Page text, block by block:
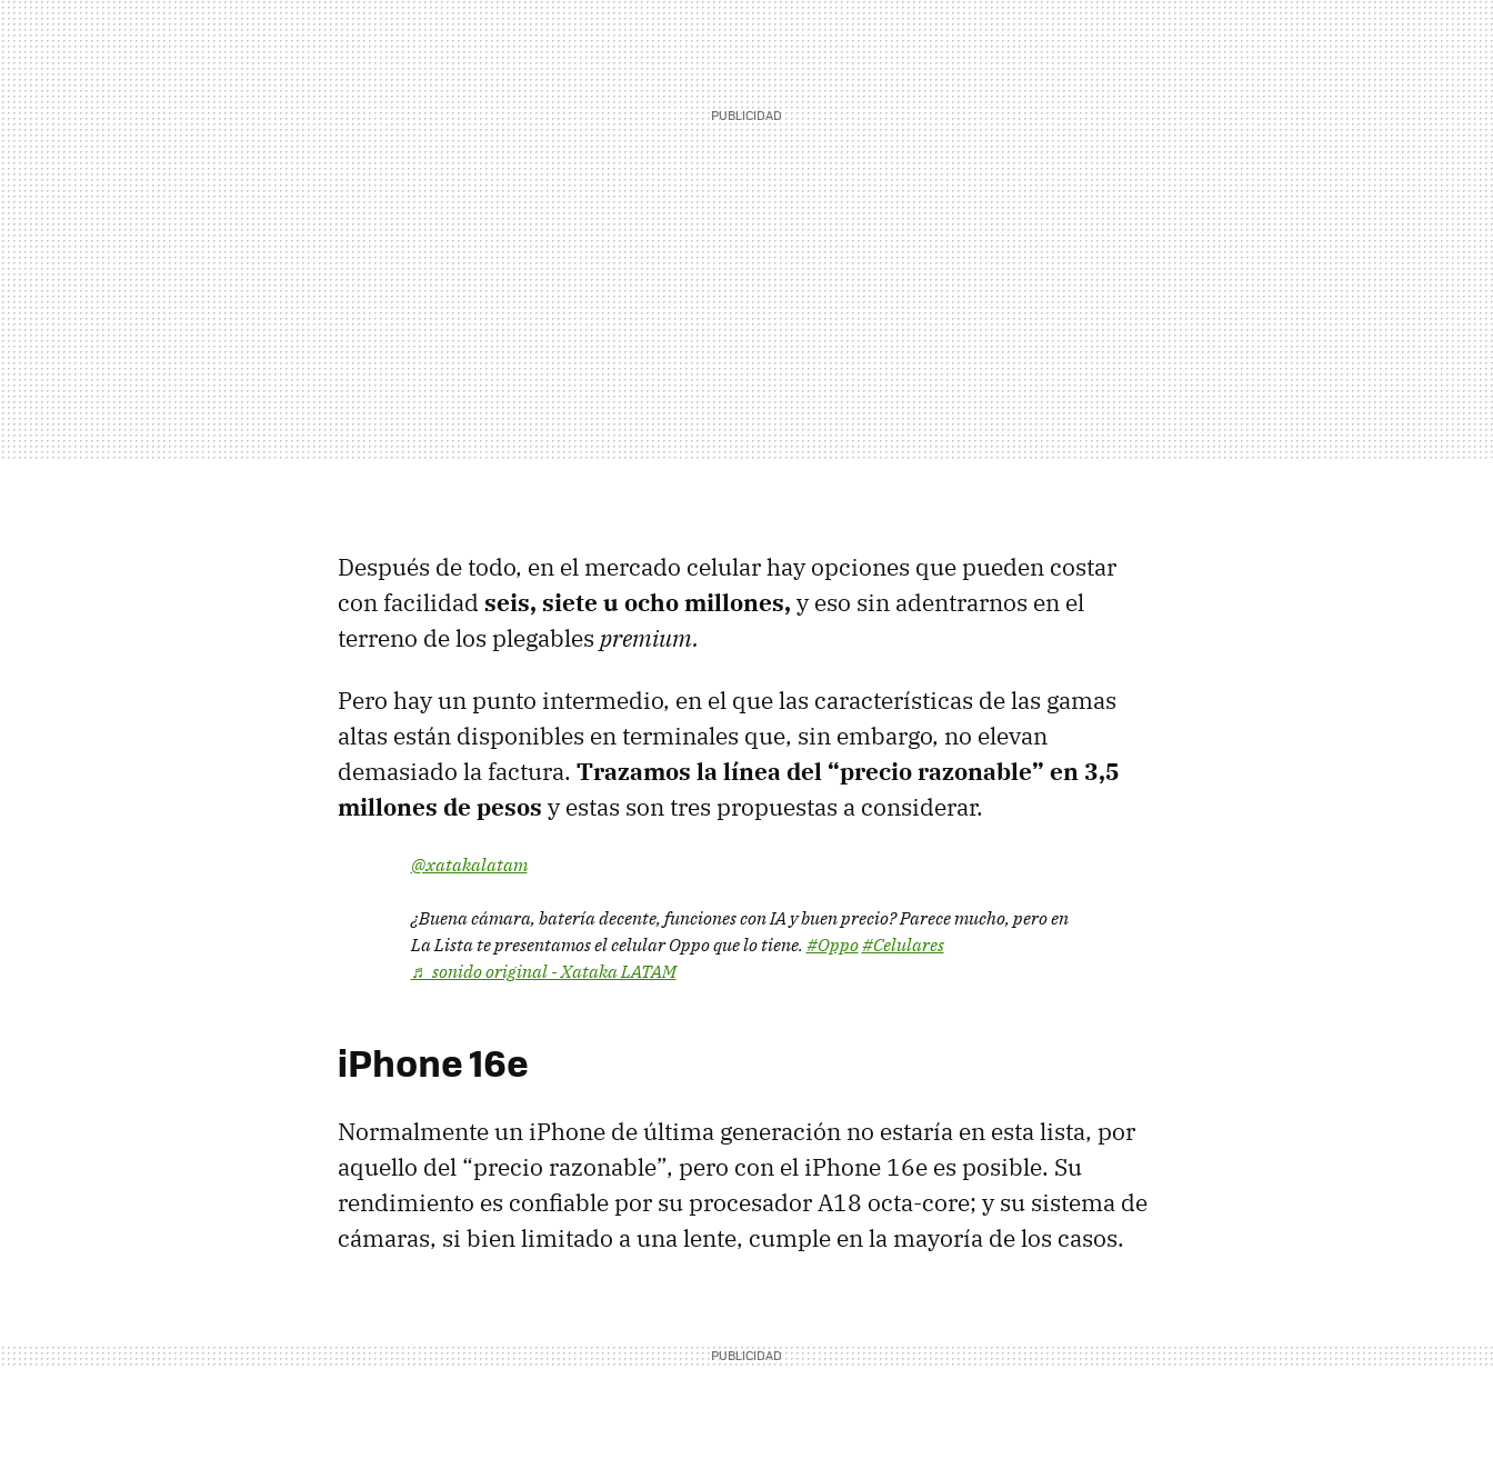
Después de todo, en el mercado celular hay opciones que pueden costar
con facilidad seis, siete u ocho millones, y eso sin adentrarnos en el
terreno de los plegables premium.
Pero hay un punto intermedio, en el que las características de las gamas
altas están disponibles en terminales que, sin embargo, no elevan
demasiado la factura. Trazamos la línea del “precio razonable” en 3,5
millones de pesos y estas son tres propuestas a considerar.
@xatakalatam
¿Buena cámara, batería decente, funciones con IA y buen precio? Parece mucho, pero en
La Lista te presentamos el celular Oppo que lo tiene. #Oppo#Celulares
♬ sonido original - Xataka LATAM
iPhone 16e
Normalmente un iPhone de última generación no estaría en esta lista, por
aquello del “precio razonable”, pero con el iPhone 16e es posible. Su
rendimiento es confiable por su procesador A18 octa-core; y su sistema de
cámaras, si bien limitado a una lente, cumple en la mayoría de los casos.